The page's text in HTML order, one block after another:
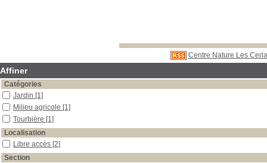
Centre Nature Les
Affiner
Catégories
Jardin [1]
Milieu agricole [1]
Tourbière [1]
Localisation
Libre accès [2]
Section